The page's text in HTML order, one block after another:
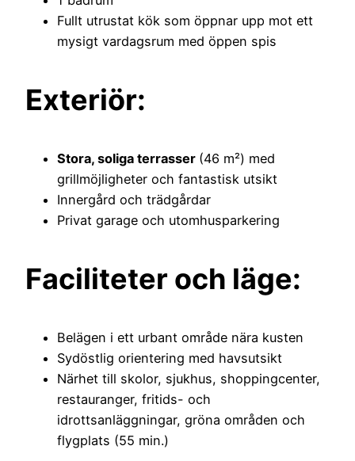
Fullt utrustat kök som öppnar upp mot ett
mysigt vardagsrum med öppen spis
Exteriör:
Stora, soliga terrasser (46 m²) med
grillmöjligheter och fantastisk utsikt
Innergård och trädgårdar
Privat garage och utomhusparkering
Faciliteter och läge:
Belägen i ett urbant område nära kusten
Sydöstlig orientering med havsutsikt
Närhet till skolor, sjukhus, shoppingcenter,
restauranger, fritids- och
idrottsanläggningar, gröna områden och
flygplats (55 min.)